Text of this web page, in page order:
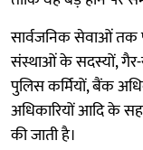
सार्वजनिक सेवाओं तक
संस्थाओं के सदस्यों, गैर-
पुलिस कर्मियों, बैंक
अधिकारियों आदि के
की जाती है।